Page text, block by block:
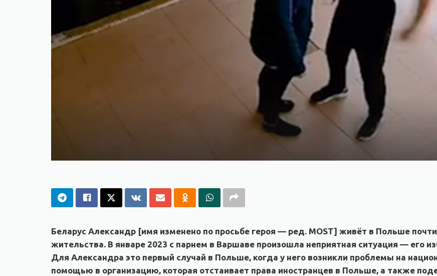
Беларус Александр [имя изменено по просьбе героя — ред. MOST] живёт в Польше
жительства. В январе 2023 с парнем в Варшаве произошла неприятная ситуация — его
Для Александра это первый случай в Польше, когда у него возникли проблемы на
помощью в организацию, которая отстаивает права иностранцев в Польше, а также